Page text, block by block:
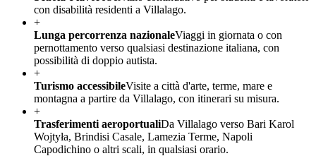
con disabilità residenti a Villalago.
+
Lunga percorrenza nazionaleViaggi in giornata o con
pernottamento verso qualsiasi destinazione italiana, con
possibilità di doppio autista.
+
Turismo accessibileVisite a città d'arte, terme, mare e
montagna a partire da Villalago, con itinerari su misura.
+
Trasferimenti aeroportualiDa Villalago verso Bari Karol
Wojtyła, Brindisi Casale, Lamezia Terme, Napoli
Capodichino o altri scali, in qualsiasi orario.